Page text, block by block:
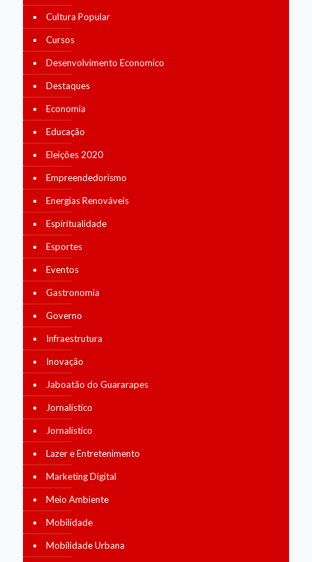
Cultura Popular
Cursos
Desenvolvimento Economico
Destaques
Economia
Educação
Eleições 2020
Empreendedorismo
Energias Renováveis
Espiritualidade
Esportes
Eventos
Gastronomia
Governo
Infraestrutura
Inovação
Jaboatão do Guararapes
Jornalístico
Jornalístico
Lazer e Entretenimento
Marketing Digital
Meio Ambiente
Mobilidade
Mobilidade Urbana